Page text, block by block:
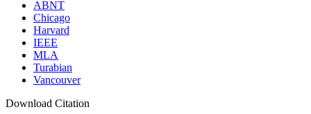
ABNT
Chicago
Harvard
IEEE
MLA
Turabian
Vancouver
Download Citation